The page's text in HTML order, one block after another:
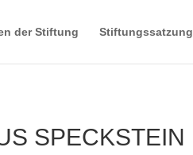
der Stiftung Stiftungssatzung
SPECKSTEIN